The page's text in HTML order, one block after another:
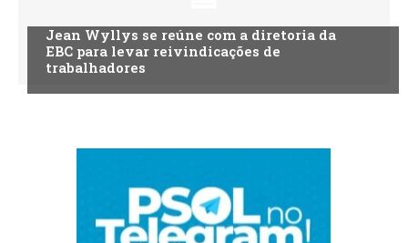
Jean Wyllys se reúne com a diretoria da
EBC para levar reivindicações de
trabalhadores